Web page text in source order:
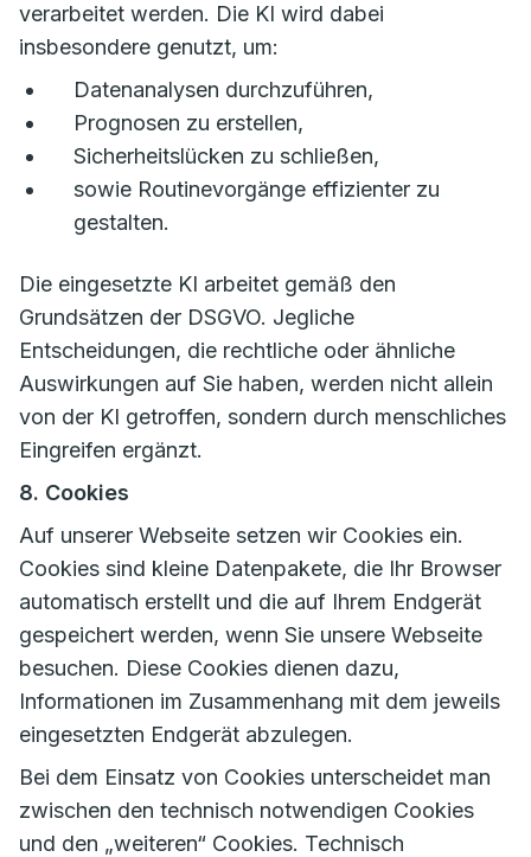
verarbeitet werden. Die KI wird dabei
insbesondere genutzt, um:
Datenanalysen durchzuführen,
Prognosen zu erstellen,
Sicherheitslücken zu schließen,
sowie Routinevorgänge effizienter zu
gestalten.
Die eingesetzte KI arbeitet gemäß den
Grundsätzen der DSGVO. Jegliche
Entscheidungen, die rechtliche oder ähnliche
Auswirkungen auf Sie haben, werden nicht allein
von der KI getroffen, sondern durch menschliches
Eingreifen ergänzt.
8. Cookies
Auf unserer Webseite setzen wir Cookies ein.
Cookies sind kleine Datenpakete, die Ihr Browser
automatisch erstellt und die auf Ihrem Endgerät
gespeichert werden, wenn Sie unsere Webseite
besuchen. Diese Cookies dienen dazu,
Informationen im Zusammenhang mit dem jeweils
eingesetzten Endgerät abzulegen.
Bei dem Einsatz von Cookies unterscheidet man
zwischen den technisch notwendigen Cookies
und den „weiteren“ Cookies. Technisch